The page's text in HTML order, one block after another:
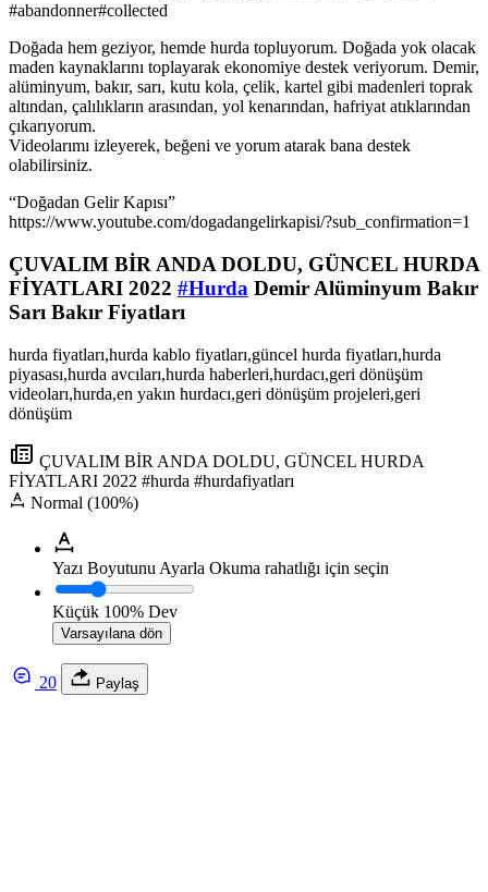
#abandonner#collected
Doğada hem geziyor, hemde hurda topluyorum. Doğada yok olacak
maden kaynaklarını toplayarak ekonomiye destek veriyorum. Demir,
alüminyum, bakır, sarı, kutu kola, çelik, kartel gibi madenleri toprak
altından, çalılıkların arasından, yol kenarından, hafriyat atıklarından
çıkarıyorum.
Videolarımı izleyerek, beğeni ve yorum atarak bana destek
olabilirsiniz.
“Doğadan Gelir Kapısı”
https://www.youtube.com/dogadangelirkapisi/?sub_confirmation=1
ÇUVALIM BİR ANDA DOLDU, GÜNCEL HURDA
FİYATLARI 2022 #Hurda Demir Alüminyum Bakır
Sarı Bakır Fiyatları
hurda fiyatları,hurda kablo fiyatları,güncel hurda fiyatları,hurda
piyasası,hurda avcıları,hurda haberleri,hurdacı,geri dönüşüm
videoları,hurda,en yakın hurdacı,geri dönüşüm projeleri,geri
dönüşüm
ÇUVALIM BİR ANDA DOLDU, GÜNCEL HURDA
FİYATLARI 2022 #hurda #hurdafiyatları
Normal (100%)
Yazı Boyutunu Ayarla Okuma rahatlığı için seçin
Küçük 100% Dev
Varsayılana dön
20 Paylaş